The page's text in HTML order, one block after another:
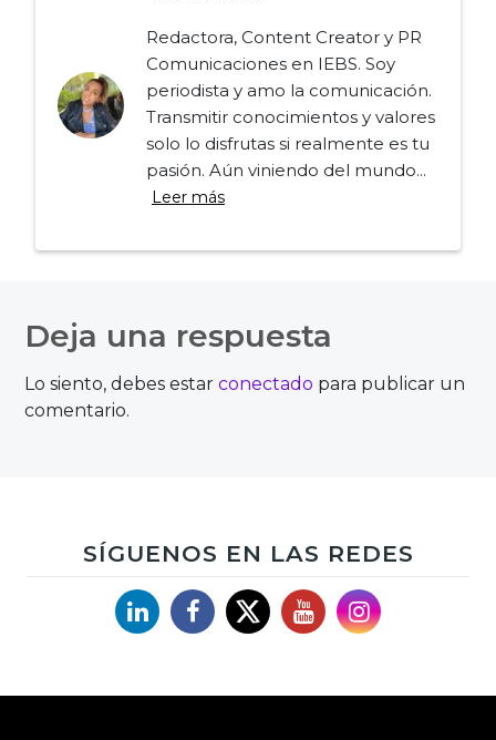
Redactora, Content Creator y PR
Comunicaciones en IEBS. Soy
periodista y amo la comunicación.
Transmitir conocimientos y valores
solo lo disfrutas si realmente es tu
pasión. Aún viniendo del mundo...
Leer más
de
entradas
Deja una respuesta
Lo siento, debes estarconectado para publicar un
comentario.
SÍGUENOS EN LAS REDES
LinkedinFacebook
X YouTubeInstagram